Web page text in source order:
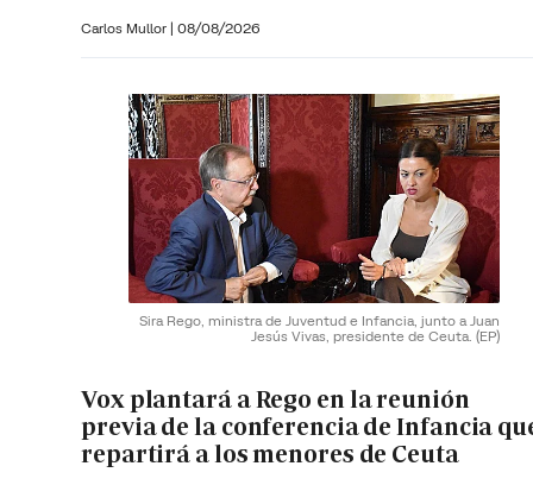
Carlos Mullor | 08/08/2026
Sira Rego, ministra de Juventud e Infancia, junto a Juan
Jesús Vivas, presidente de Ceuta. (EP)
Vox plantará a Rego en la reunión
previa de la conferencia de Infancia
repartirá a los menores de Ceuta